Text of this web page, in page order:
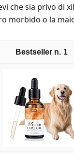
che sia privo di
morbido o la
1